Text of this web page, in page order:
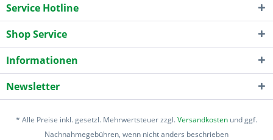
Service Hotline
Shop Service
Informationen
Newsletter
* Alle Preise inkl. gesetzl. Mehrwertsteuer zzgl.Versandkosten und ggf.
Nachnahmegebühren, wenn nicht anders beschrieben